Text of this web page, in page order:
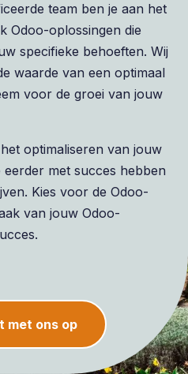
team ben je aan het
Odoo-oplossingen die
specifieke behoeften. Wij
waarde van een optimaal
voor de groei van jouw
optimaliseren van jouw
met succes hebben
Kies voor de Odoo-
van jouw Odoo-
met ons op